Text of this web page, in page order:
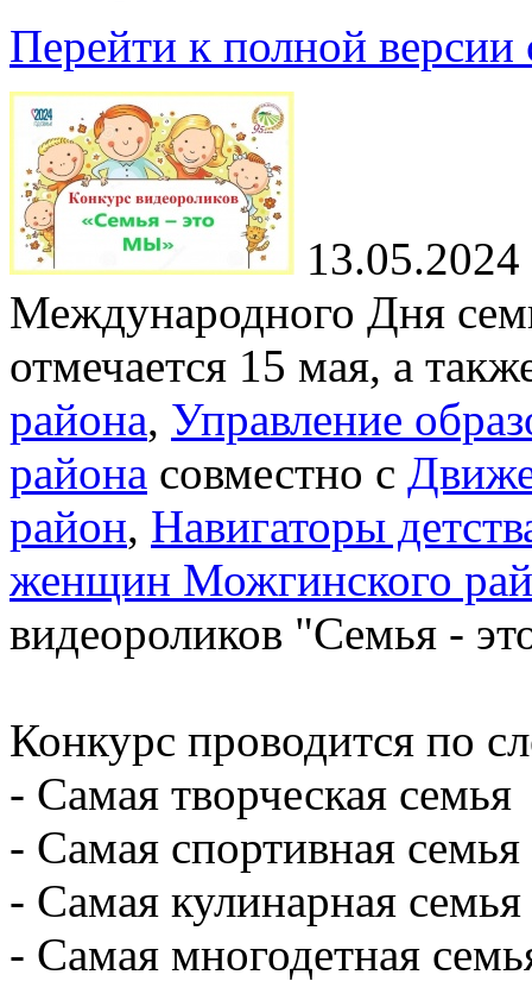
Перейти к полной версии
13.05.2024
Международного Дня
отмечается 15 мая, а
района, Управление
района совместно с
район, Навигаторы
женщин Можгинского
видеороликов "Семья -
Конкурс проводится по
- Самая творческая семья
- Самая спортивная семья
- Самая кулинарная семья
- Самая многодетная